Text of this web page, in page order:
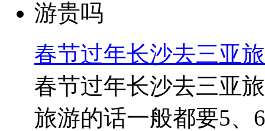
春节过年长沙去三亚
春节过年长沙去三亚
旅游的话一般都要5、